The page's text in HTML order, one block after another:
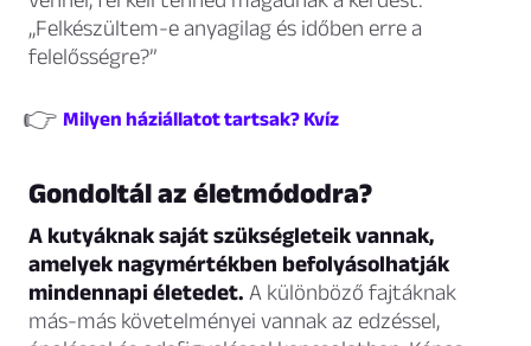
„Felkészültem-e anyagilag és időben erre a
felelősségre?”
👉 Milyen háziállatot tartsak? Kvíz
Gondoltál az életmódodra?
A kutyáknak saját szükségleteik vannak,
amelyek nagymértékben befolyásolhatják
mindennapi életedet. A különböző fajtáknak
más-más követelményei vannak az edzéssel,